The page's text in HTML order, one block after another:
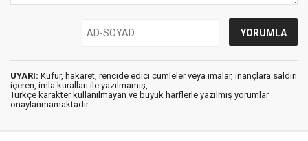
UYARI: Küfür, hakaret, rencide edici cümleler veya imalar, inançlara saldırı
içeren, imla kuralları ile yazılmamış,
Türkçe karakter kullanılmayan ve büyük harflerle yazılmış yorumlar
onaylanmamaktadır.